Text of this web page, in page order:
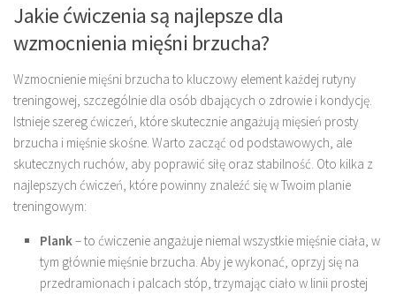
Jakie ćwiczenia są najlepsze dla
wzmocnienia mięśni brzucha?
Wzmocnienie mięśni brzucha to kluczowy element każdej rutyny
treningowej, szczególnie dla osób dbających o zdrowie i kondycję.
Istnieje szereg ćwiczeń, które skutecznie angażują mięsień prosty
brzucha i mięśnie skośne. Warto zacząć od podstawowych, ale
skutecznych ruchów, aby poprawić siłę oraz stabilność. Oto kilka z
najlepszych ćwiczeń, które powinny znaleźć się w Twoim planie
treningowym:
Plank – to ćwiczenie angażuje niemal wszystkie mięśnie ciała, w
tym głównie mięśnie brzucha. Aby je wykonać, oprzyj się na
przedramionach i palcach stóp, trzymając ciało w linii prostej